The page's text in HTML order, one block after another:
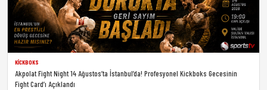
KICKBOKS
Akpolat Fight Night 14 Ağustos’ta İstanbul’da! Profesyonel Kickboks Gecesinin
Fight Card’ı Açıklandı